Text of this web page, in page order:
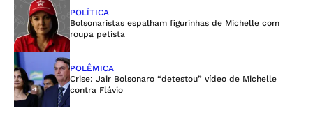
POLÍTICA
Bolsonaristas espalham figurinhas de Michelle com
roupa petista
POLÊMICA
Crise: Jair Bolsonaro “detestou” vídeo de Michelle
contra Flávio